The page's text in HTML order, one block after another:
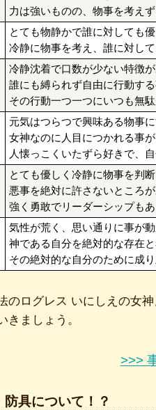
力は強いものの、物事を考え
とても物静かで誰に対しても優
冷静に物事を考え、誰に対し
冷静沈着で口数が少ない特徴が
誰にも縛られず自由に行動する
その行動一つ一つにいつも無駄
元気はつらつで興味ある物事
女神なのに人目につかれる事
人懐っこくいたずら好きで、
とても優しく冷静に物事を判断
悪事を絶対に許さないところが
強く勇敢でリーダーシップも
気性が荒く、思い通りに事が
神である自分を絶対的な存在と
その絶対的な自分のために成
のログレス いにしえの女神
きましょう。
>>>
具について！？